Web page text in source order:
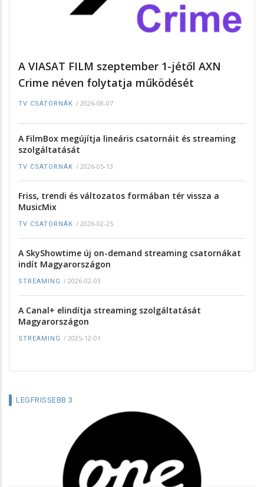
A VIASAT FILM szeptember 1-jétől AXN
Crime néven folytatja működését
TV CSATORNÁK / 2026-08-07
A FilmBox megújítja lineáris csatornáit és streaming
szolgáltatását
TV CSATORNÁK / 2026-05-13
Friss, trendi és változatos formában tér vissza a
MusicMix
TV CSATORNÁK / 2026-02-25
A SkyShowtime új on-demand streaming csatornákat
indít Magyarországon
STREAMING / 2026-02-03
A Canal+ elindítja streaming szolgáltatását
Magyarországon
STREAMING / 2025-12-01
LEGFRISSEBB 3